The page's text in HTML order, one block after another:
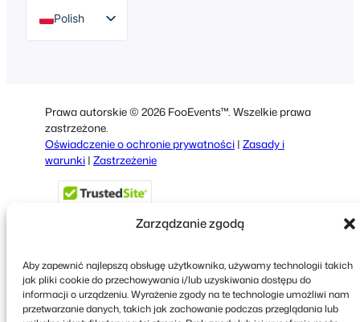
Zarządzanie zgodą
Aby zapewnić najlepszą obsługę użytkownika, używamy technologii takich
jak pliki cookie do przechowywania i/lub uzyskiwania dostępu do
informacji o urządzeniu. Wyrażenie zgody na te technologie umożliwi nam
przetwarzanie danych, takich jak zachowanie podczas przeglądania lub
Polish
English
Spanish
Italian
Portuguese
French
Prawa autorskie © 2026 FooEvents™. Wszelkie prawa
zastrzeżone.
Oświadczenie o ochronie prywatności | Zasady i
warunki | Zastrzeżenie
X